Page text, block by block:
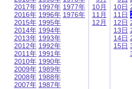
2017年
2016年
2015年
2014年
2013年
2012年
2011年
2010年
2009年
2008年
2007年
1997年
1996年
1995年
1994年
1993年
1992年
1991年
1990年
1989年
1988年
1987年
1977年
1976年
10月
11月
12月
10日
11日
12日
13日
14日
15日